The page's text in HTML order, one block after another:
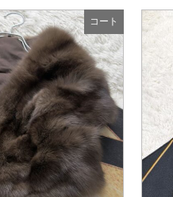
コート